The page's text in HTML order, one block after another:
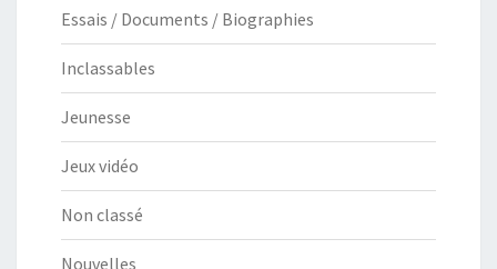
Essais / Documents / Biographies
Inclassables
Jeunesse
Jeux vidéo
Non classé
Nouvelles